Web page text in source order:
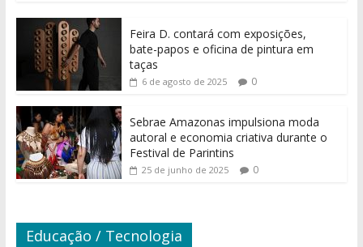
Feira D. contará com exposições,
bate-papos e oficina de pintura em
taças
6 de agosto de 2025 0
Sebrae Amazonas impulsiona moda
autoral e economia criativa durante o
Festival de Parintins
25 de junho de 2025 0
Educação / Tecnologia